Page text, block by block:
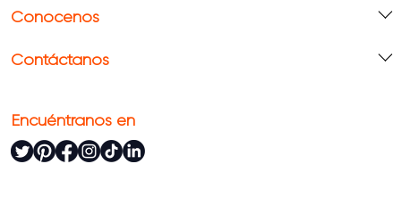
Conócenos
Contáctanos
Encuéntranos en